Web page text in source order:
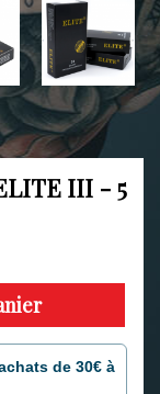
III - 5
de 30€ à